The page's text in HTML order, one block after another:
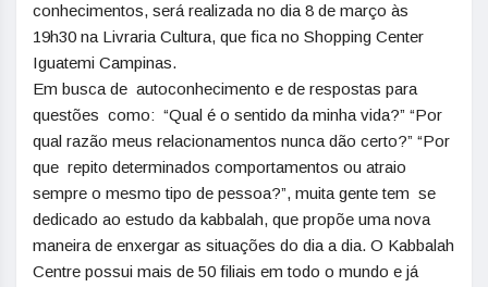
conhecimentos, será realizada no dia 8 de março às
19h30 na Livraria Cultura, que fica no Shopping Center
Iguatemi Campinas.
Em busca de autoconhecimento e de respostas para
questões como: “Qual é o sentido da minha vida?” “Por
qual razão meus relacionamentos nunca dão certo?” “Por
que repito determinados comportamentos ou atraio
sempre o mesmo tipo de pessoa?”, muita gente tem se
dedicado ao estudo da kabbalah, que propõe uma nova
maneira de enxergar as situações do dia a dia. O Kabbalah
Centre possui mais de 50 filiais em todo o mundo e já